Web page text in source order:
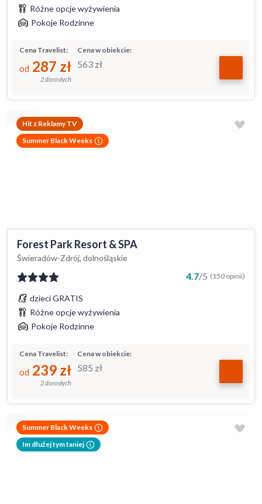
Różne opcje wyżywienia
Pokoje Rodzinne
Cena w obiekcie:
563 zł
Cena Travelist:
od 287 zł
2 dorosłych
Hit z Reklamy TV
Summer Black Weeks
Forest Park Resort & SPA
Świeradów-Zdrój, dolnośląskie
4.7/5 (150 opinii)
dzieci GRATIS
Różne opcje wyżywienia
Pokoje Rodzinne
Cena w obiekcie:
585 zł
Cena Travelist:
od 239 zł
2 dorosłych
Summer Black Weeks
Im dłużej tym taniej